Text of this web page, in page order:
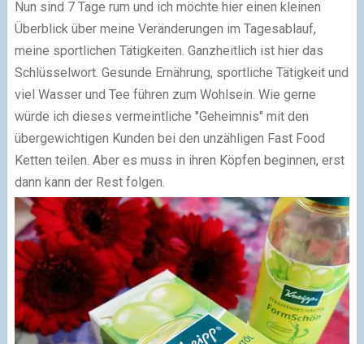
Nun sind 7 Tage rum und ich möchte hier einen kleinen
Überblick über meine Veränderungen im Tagesablauf,
meine sportlichen Tätigkeiten. Ganzheitlich ist hier das
Schlüsselwort. Gesunde Ernährung, sportliche Tätigkeit und
viel Wasser und Tee führen zum Wohlsein. Wie gerne
würde ich dieses vermeintliche "Geheimnis" mit den
übergewichtigen Kunden bei den unzähligen Fast Food
Ketten teilen. Aber es muss in ihren Köpfen beginnen, erst
dann kann der Rest folgen.